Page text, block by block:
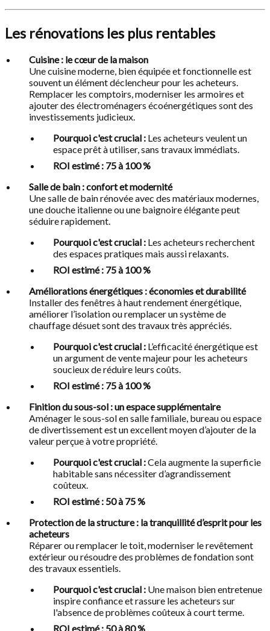
Les rénovations les plus rentables
Cuisine : le cœur de la maison
Une cuisine moderne, bien équipée et fonctionnelle est
souvent un élément déclencheur pour les acheteurs.
Remplacer les comptoirs, moderniser les armoires et
ajouter des électroménagers écoénergétiques sont des
investissements judicieux.
Pourquoi c'est crucial : Les acheteurs veulent un
espace prêt à utiliser, sans travaux immédiats.
ROI estimé : 75 à 100 %
Salle de bain : confort et modernité
Une salle de bain rénovée avec des matériaux modernes,
une douche italienne ou une baignoire élégante peut
séduire rapidement.
Pourquoi c'est crucial : Les acheteurs recherchent
des espaces pratiques mais aussi relaxants.
ROI estimé : 75 à 100 %
Améliorations énergétiques : économies et durabilité
Installer des fenêtres à haut rendement énergétique,
améliorer l’isolation ou remplacer un système de
chauffage désuet sont des travaux très appréciés.
Pourquoi c'est crucial : L’efficacité énergétique est
un argument de vente majeur pour les acheteurs
soucieux de réduire leurs coûts.
ROI estimé : 75 à 100 %
Finition du sous-sol : un espace supplémentaire
Aménager le sous-sol en salle familiale, bureau ou espace
de divertissement est un excellent moyen d’ajouter de la
valeur perçue à votre propriété.
Pourquoi c'est crucial :Cela augmente la superficie
habitable sans nécessiter d’agrandissement
coûteux.
ROI estimé : 50 à 75 %
Protection de la structure : la tranquillité d’esprit pour les
acheteurs
Réparer ou remplacer le toit, moderniser le revêtement
extérieur ou résoudre des problèmes de fondation sont
des travaux essentiels.
Pourquoi c'est crucial : Une maison bien entretenue
inspire confiance et rassure les acheteurs sur
l'absence de problèmes coûteux à court terme.
ROI estimé : 50 à 80 %